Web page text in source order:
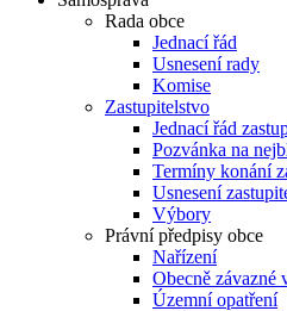
Rada obce
Jednací řád
Usnesení rady
Komise
Zastupitelstvo
Jednací řád
Pozvánka na
Termíny konání
Usnesení
Výbory
Právní předpisy obce
Nařízení
Obecně závazné
Územní opatření